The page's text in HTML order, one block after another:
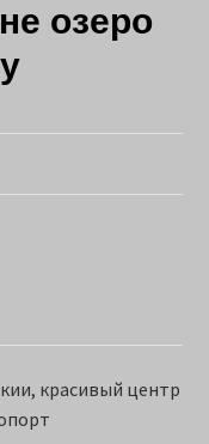
озеро
красивый центр